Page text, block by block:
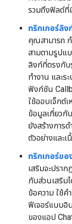
รวมถึงฟิลด์ที่
ทริกเกอร์ลิง
คุณสามารถ
สามตามรูปแบ
ลิงก์ที่ตรงกั
ทำงาน และร
ฟังก์ชัน
ใช้ออบเจ็กต์
ข้อมูลเกี่ยวกั
ยังสร้างการ
ตัวอย่างและเ
ทริกเกอร์ข
เสริมจะปรา
กับส่วนเสริม
ข้อความ ใช้ค
ฟีเจอร์แบบอิ
ของแอป